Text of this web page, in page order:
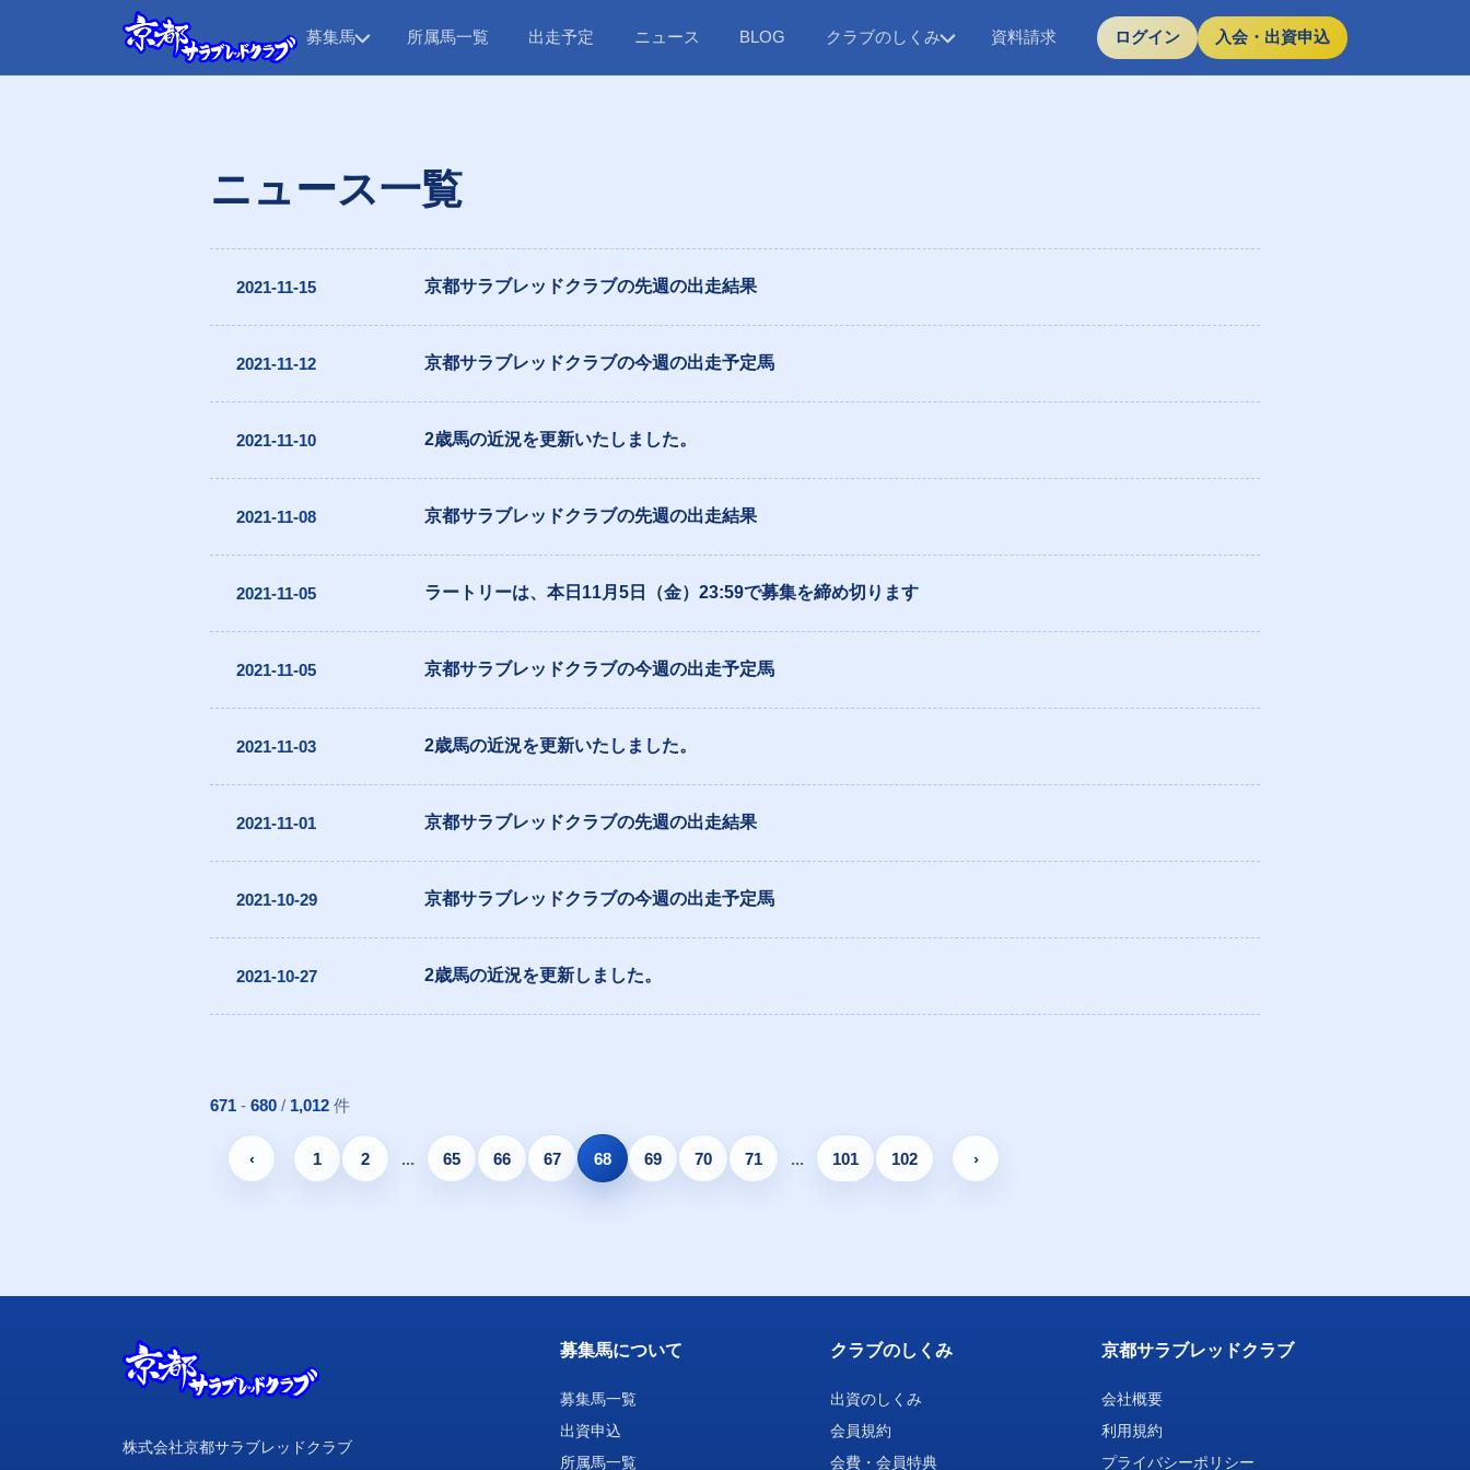
募集馬 所属馬一覧 出走予定 ニュース BLOG クラブのしくみ 資料請求 ログイン 入会・出資申込
ニュース一覧
2021-11-15 京都サラブレッドクラブの先週の出走結果
2021-11-12 京都サラブレッドクラブの今週の出走予定馬
2021-11-10 2歳馬の近況を更新いたしました。
2021-11-08 京都サラブレッドクラブの先週の出走結果
2021-11-05 ラートリーは、本日11月5日（金）23:59で募集を締め切ります
2021-11-05 京都サラブレッドクラブの今週の出走予定馬
2021-11-03 2歳馬の近況を更新いたしました。
2021-11-01 京都サラブレッドクラブの先週の出走結果
2021-10-29 京都サラブレッドクラブの今週の出走予定馬
2021-10-27 2歳馬の近況を更新しました。
671 - 680 / 1,012 件
‹ 1 2 ... 65 66 67 68 69 70 71 ... 101 102 ›
株式会社京都サラブレッドクラブ
募集馬について
募集馬一覧
出資申込
所属馬一覧
クラブのしくみ
出資のしくみ
会員規約
会費・会員特典
京都サラブレッドクラブ
会社概要
利用規約
プライバシーポリシー